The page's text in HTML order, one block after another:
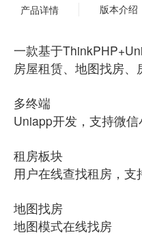
产品详情 版本介绍
一款基于
房屋租赁、地图找房
多终端
Uniapp开发，支持微
租房板块
用户在线查找租房，支
地图找房
地图模式在线找房